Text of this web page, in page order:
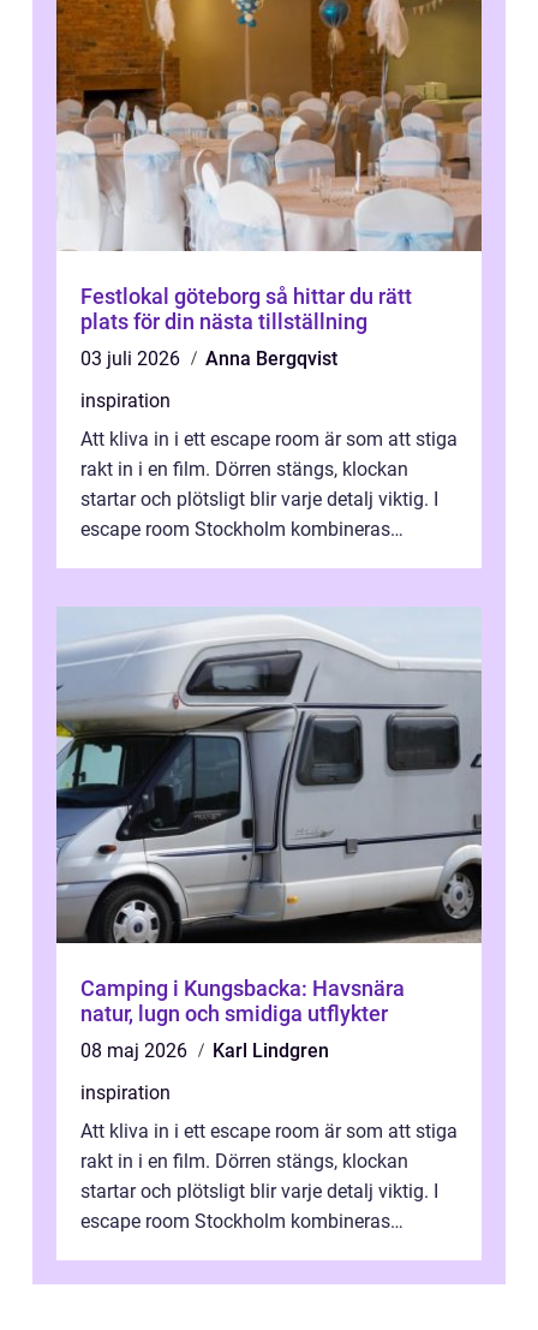
Festlokal göteborg så hittar du rätt
plats för din nästa tillställning
03 juli 2026
Anna Bergqvist
inspiration
Att kliva in i ett escape room är som att stiga
rakt in i en film. Dörren stängs, klockan
startar och plötsligt blir varje detalj viktig. I
escape room Stockholm kombineras
Camping i Kungsbacka: Havsnära
natur, lugn och smidiga utflykter
08 maj 2026
Karl Lindgren
inspiration
Att kliva in i ett escape room är som att stiga
rakt in i en film. Dörren stängs, klockan
startar och plötsligt blir varje detalj viktig. I
escape room Stockholm kombineras